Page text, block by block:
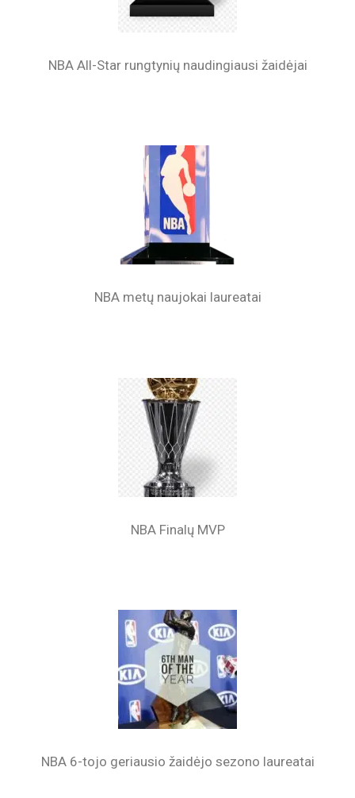
NBA All-Star rungtynių naudingiausi žaidėjai
NBA metų naujokai laureatai
NBA Finalų MVP
NBA 6-tojo geriausio žaidėjo sezono laureatai